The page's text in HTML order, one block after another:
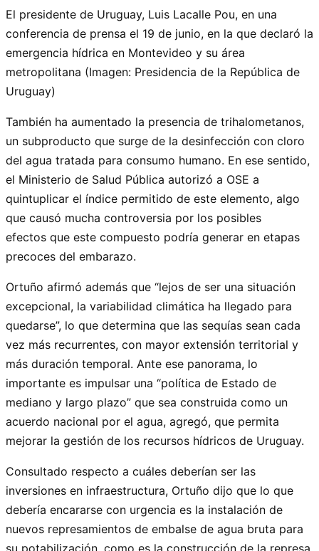
El presidente de Uruguay, Luis Lacalle Pou, en una
conferencia de prensa el 19 de junio, en la que declaró la
emergencia hídrica en Montevideo y su área
metropolitana (Imagen: Presidencia de la República de
Uruguay)
También ha aumentado la presencia de trihalometanos,
un subproducto que surge de la desinfección con cloro
del agua tratada para consumo humano. En ese sentido,
el Ministerio de Salud Pública autorizó a OSE a
quintuplicar el índice permitido de este elemento, algo
que causó mucha controversia por los posibles
efectos que este compuesto podría generar en etapas
precoces del embarazo.
Ortuño afirmó además que “lejos de ser una situación
excepcional, la variabilidad climática ha llegado para
quedarse”, lo que determina que las sequías sean cada
vez más recurrentes, con mayor extensión territorial y
más duración temporal. Ante ese panorama, lo
importante es impulsar una “política de Estado de
mediano y largo plazo” que sea construida como un
acuerdo nacional por el agua, agregó, que permita
mejorar la gestión de los recursos hídricos de Uruguay.
Consultado respecto a cuáles deberían ser las
inversiones en infraestructura, Ortuño dijo que lo que
debería encararse con urgencia es la instalación de
nuevos represamientos de embalse de agua bruta para
su potabilización, como es la construcción de la represa